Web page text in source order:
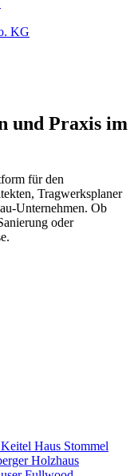
und Praxis im
für den
Tragwerksplaner
Unternehmen. Ob
oder
Keitel Haus Stommel
Holzhaus